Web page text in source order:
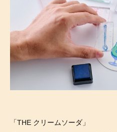
「THE クリームソーダ」